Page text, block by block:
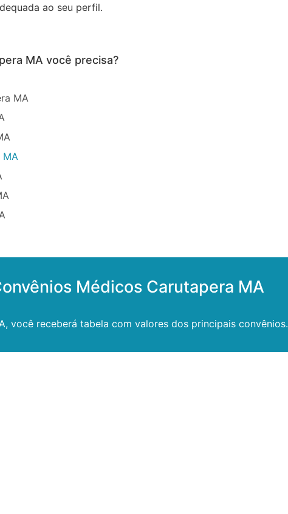
ao seu perfil.
MA você precisa?
MA
MA
Médicos Carutapera MA
você receberá tabela com valores dos principais convênios.